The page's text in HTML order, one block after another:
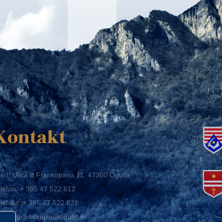
Ulica B.Frankopana 11, 47300 Ogulin
+ 385 47 522 612
+ 385 47 522 821
grad-ogulin@ogulin.hr